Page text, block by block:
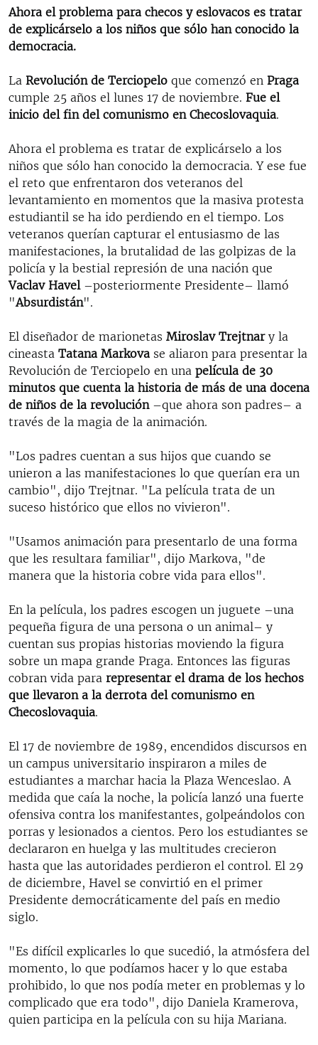
LOS SANTOS DE HIALEAH
DESINFORMACIÓN RUSA EN AMÉRICA LATINA
LA INVASIÓN DE RUSIA A UCRANIA
Ahora el problema para checos y eslovacos es tratar
de explicárselo a los niños que sólo han conocido la
democracia.
La Revolución de Terciopelo que comenzó en Praga
cumple 25 años el lunes 17 de noviembre. Fue el
inicio del fin del comunismo en Checoslovaquia.
Ahora el problema es tratar de explicárselo a los
niños que sólo han conocido la democracia. Y ese fue
el reto que enfrentaron dos veteranos del
levantamiento en momentos que la masiva protesta
estudiantil se ha ido perdiendo en el tiempo. Los
veteranos querían capturar el entusiasmo de las
manifestaciones, la brutalidad de las golpizas de la
policía y la bestial represión de una nación que
Vaclav Havel–posteriormente Presidente– llamó
"Absurdistán".
El diseñador de marionetas Miroslav Trejtnary la
cineasta Tatana Markova se aliaron para presentar la
Revolución de Terciopelo en una película de 30
minutos que cuenta la historia de más de una docena
de niños de la revolución–que ahora son padres– a
través de la magia de la animación.
"Los padres cuentan a sus hijos que cuando se
unieron a las manifestaciones lo que querían era un
cambio", dijo Trejtnar. "La película trata de un
suceso histórico que ellos no vivieron".
"Usamos animación para presentarlo de una forma
que les resultara familiar", dijo Markova, "de
manera que la historia cobre vida para ellos".
En la película, los padres escogen un juguete –una
pequeña figura de una persona o un animal– y
cuentan sus propias historias moviendo la figura
sobre un mapa grande Praga. Entonces las figuras
cobran vida para representar el drama de los hechos
que llevaron a la derrota del comunismo en
Checoslovaquia.
El 17 de noviembre de 1989, encendidos discursos en
un campus universitario inspiraron a miles de
estudiantes a marchar hacia la Plaza Wenceslao. A
medida que caía la noche, la policía lanzó una fuerte
ofensiva contra los manifestantes, golpeándolos con
porras y lesionados a cientos. Pero los estudiantes se
declararon en huelga y las multitudes crecieron
hasta que las autoridades perdieron el control. El 29
de diciembre, Havel se convirtió en el primer
Presidente democráticamente del país en medio
siglo.
"Es difícil explicarles lo que sucedió, la atmósfera del
momento, lo que podíamos hacer y lo que estaba
prohibido, lo que nos podía meter en problemas y lo
complicado que era todo", dijo Daniela Kramerova,
quien participa en la película con su hija Mariana.